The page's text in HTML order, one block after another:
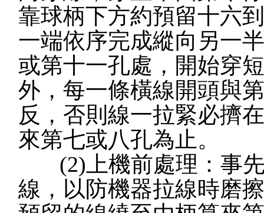
靠球柄下方約預留十六
一端依序完成縱向另一
或第十一孔處，開始穿
外，每一條橫線開頭與
反，否則線一拉緊必擠
來第七或八孔為止。
(2)上機前處理：事先
線，以防機器拉線時磨